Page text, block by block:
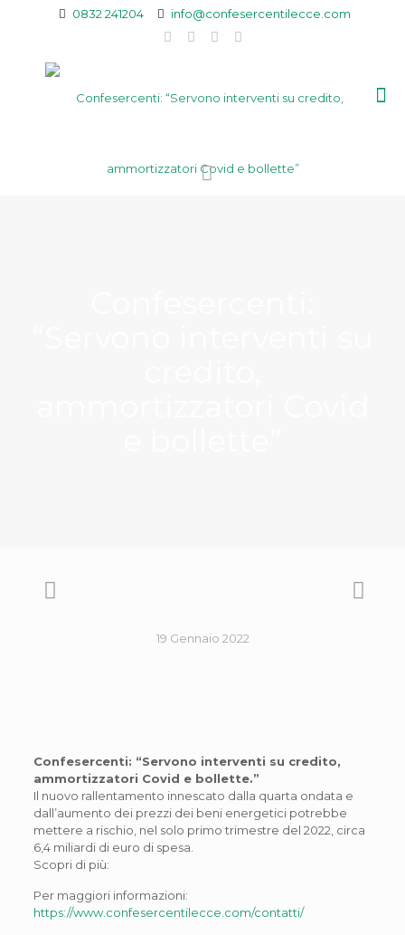
0832 241204 info@confesercentilecce.com
19 Gennaio 2022
Confesercenti: “Servono interventi su credito,
ammortizzatori Covid e bollette.”
Il nuovo rallentamento innescato dalla quarta ondata e
dall’aumento dei prezzi dei beni energetici potrebbe
mettere a rischio, nel solo primo trimestre del 2022, circa
6,4 miliardi di euro di spesa.
Scopri di più:
Per maggiori informazioni:
https://www.confesercentilecce.com/contatti/